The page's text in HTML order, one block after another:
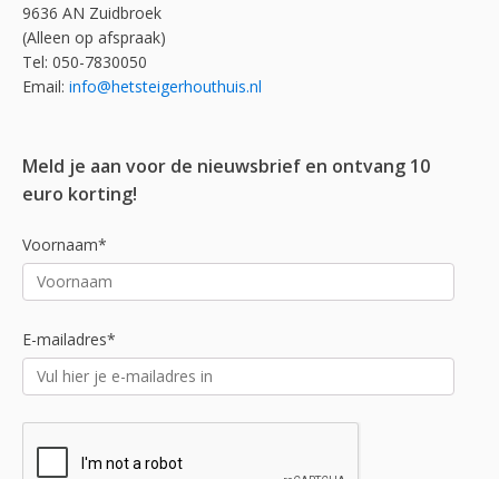
9636 AN Zuidbroek
(Alleen op afspraak)
Tel: 050-7830050
Email: info@hetsteigerhouthuis.nl
Meld je aan voor de nieuwsbrief en ontvang 10
euro korting!
Voornaam*
E-mailadres*